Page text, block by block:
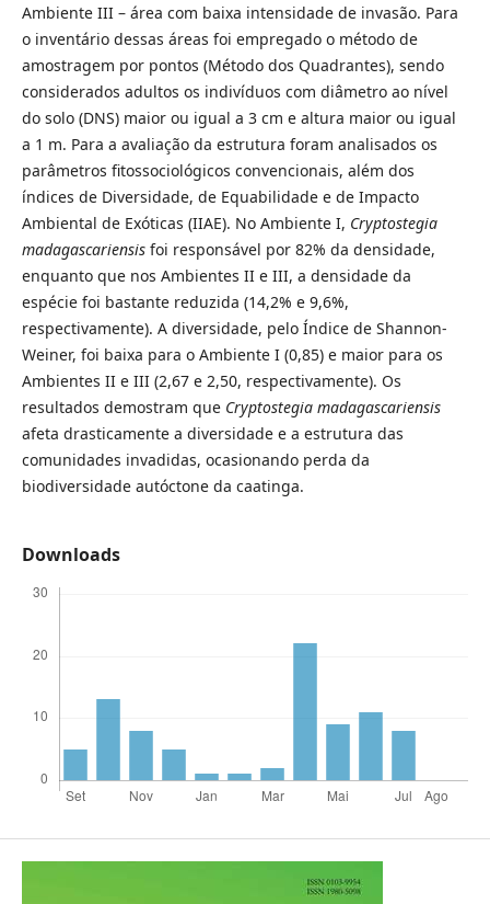
Ambiente III – área com baixa intensidade de invasão. Para
o inventário dessas áreas foi empregado o método de
amostragem por pontos (Método dos Quadrantes), sendo
considerados adultos os indivíduos com diâmetro ao nível
do solo (DNS) maior ou igual a 3 cm e altura maior ou igual
a 1 m. Para a avaliação da estrutura foram analisados os
parâmetros fitossociológicos convencionais, além dos
índices de Diversidade, de Equabilidade e de Impacto
Ambiental de Exóticas (IIAE). No Ambiente I, Cryptostegia
madagascariensisfoi responsável por 82% da densidade,
enquanto que nos Ambientes II e III, a densidade da
espécie foi bastante reduzida (14,2% e 9,6%,
respectivamente). A diversidade, pelo Índice de Shannon-
Weiner, foi baixa para o Ambiente I (0,85) e maior para os
Ambientes II e III (2,67 e 2,50, respectivamente). Os
resultados demostram que Cryptostegiamadagascariensis
afeta drasticamente a diversidade e a estrutura das
comunidades invadidas, ocasionando perda da
biodiversidade autóctone da caatinga.
Downloads